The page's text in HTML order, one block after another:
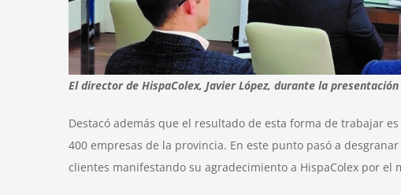
El director de HispaColex, Javier López, durante la
Destacó además que el resultado de esta forma de trabajar
400 empresas de la provincia. En este punto pasó a
clientes manifestando su agradecimiento a HispaColex por el